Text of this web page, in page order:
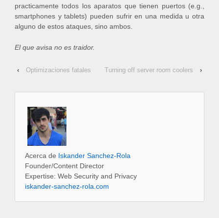
practicamente todos los aparatos que tienen puertos (e.g.,
smartphones y tablets) pueden sufrir en una medida u otra
alguno de estos ataques, sino ambos.
El que avisa no es traidor.
‹ Optimizaciones fatales Turning off server room coolers ›
Acerca de Iskander Sanchez-Rola
Founder/Content Director
Expertise: Web Security and Privacy
iskander-sanchez-rola.com